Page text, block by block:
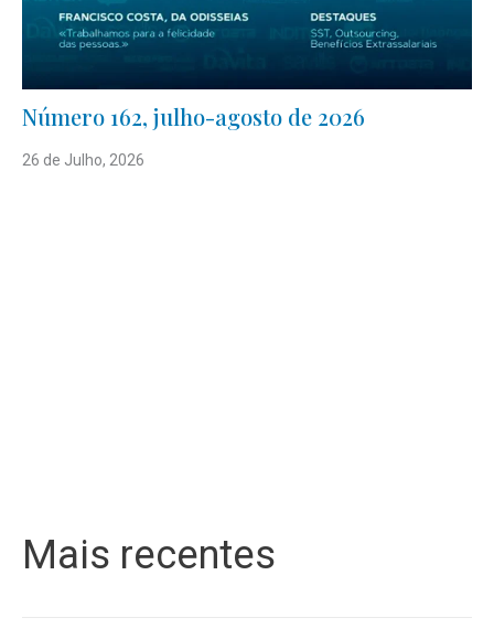
Número 162, julho-agosto de 2026
26 de Julho, 2026
Mais recentes